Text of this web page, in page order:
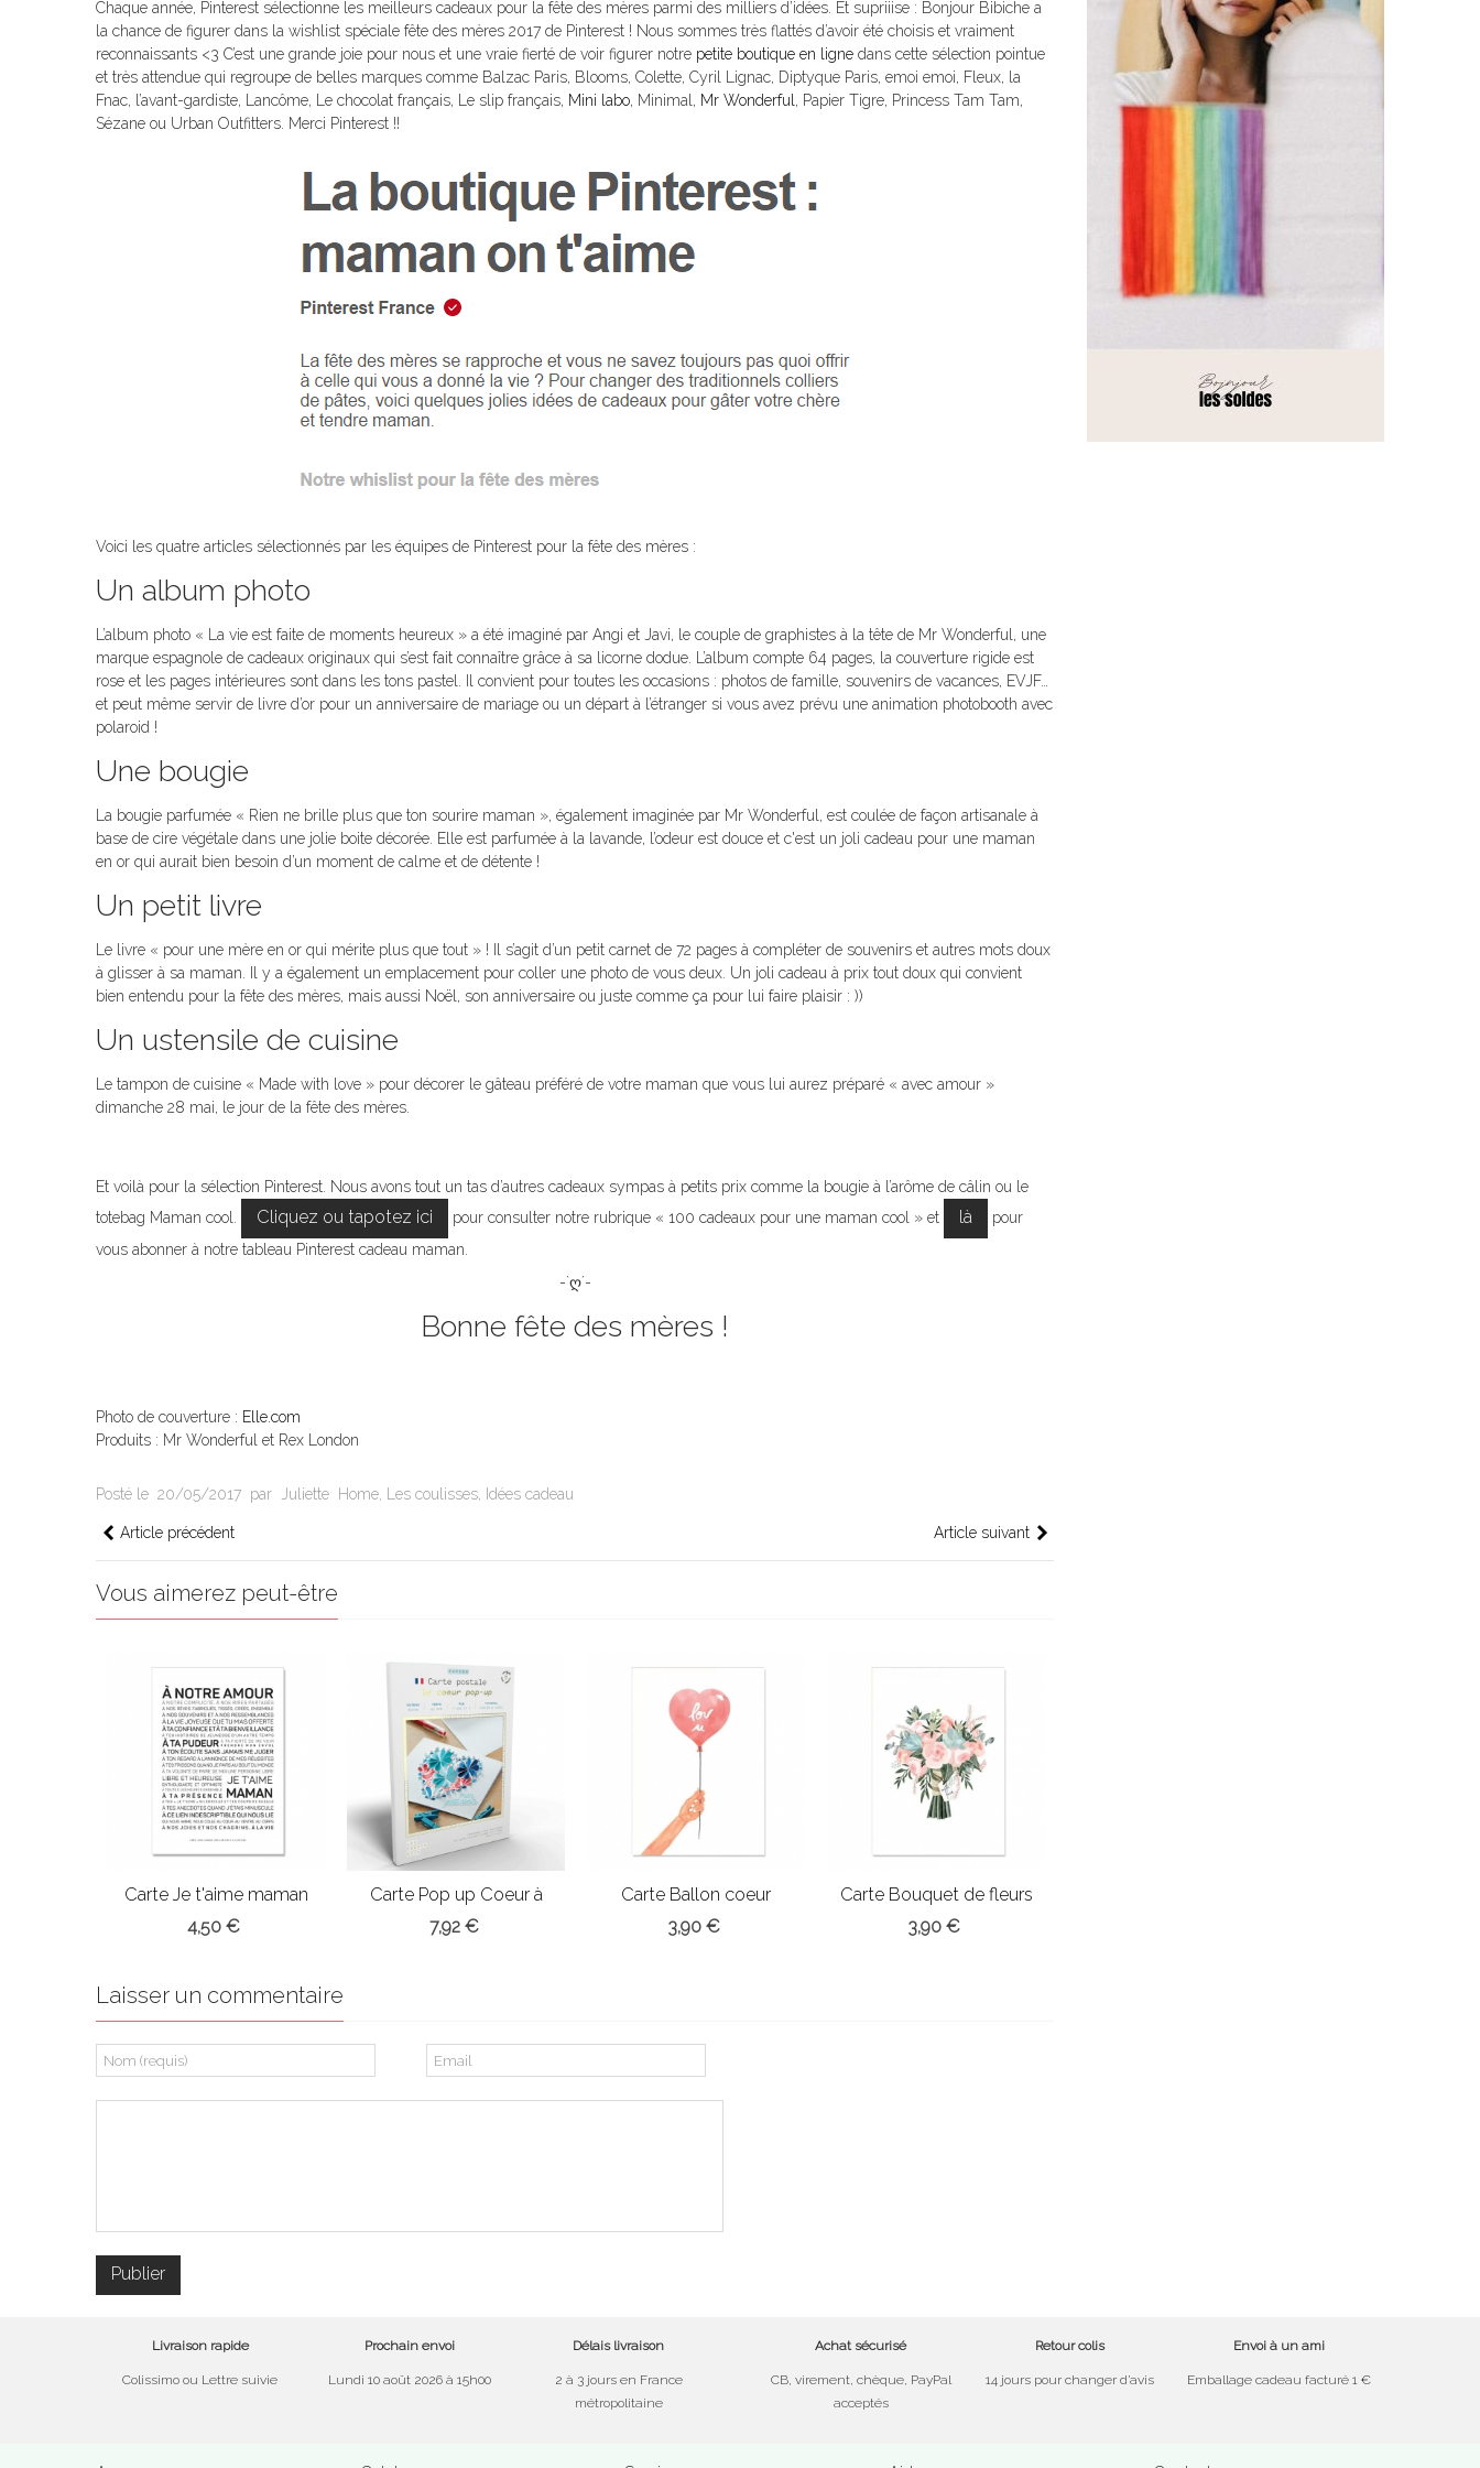
Chaque année, Pinterest sélectionne les meilleurs cadeaux pour la fête des mères parmi des milliers d’idées. Et supriiise : Bonjour Bibiche a
la chance de figurer dans la wishlist spéciale fête des mères 2017 de Pinterest ! Nous sommes très flattés d’avoir été choisis et vraiment
reconnaissants <3 C’est une grande joie pour nous et une vraie fierté de voir figurer notre petite boutique en ligne dans cette sélection pointue
et très attendue qui regroupe de belles marques comme Balzac Paris, Blooms, Colette, Cyril Lignac, Diptyque Paris, emoi emoi, Fleux, la
Fnac, l’avant-gardiste, Lancôme, Le chocolat français, Le slip français, Mini labo, Minimal, Mr Wonderful , Papier Tigre, Princess Tam Tam,
Sézane ou Urban Outfitters. Merci Pinterest !!
Voici les quatre articles sélectionnés par les équipes de Pinterest pour la fête des mères :
Un album photo
L’album photo « La vie est faite de moments heureux » a été imaginé par Angi et Javi, le couple de graphistes à la tête de Mr Wonderful, une
marque espagnole de cadeaux originaux qui s’est fait connaître grâce à sa licorne dodue. L’album compte 64 pages, la couverture rigide est
rose et les pages intérieures sont dans les tons pastel. Il convient pour toutes les occasions : photos de famille, souvenirs de vacances, EVJF…
et peut même servir de livre d’or pour un anniversaire de mariage ou un départ à l’étranger si vous avez prévu une animation photobooth avec
polaroid !
Une bougie
La bougie parfumée « Rien ne brille plus que ton sourire maman », également imaginée par Mr Wonderful, est coulée de façon artisanale à
base de cire végétale dans une jolie boite décorée. Elle est parfumée à la lavande, l’odeur est douce et c'est un joli cadeau pour une maman
en or qui aurait bien besoin d’un moment de calme et de détente !
Un petit livre
Le livre « pour une mère en or qui mérite plus que tout » ! Il s’agit d’un petit carnet de 72 pages à compléter de souvenirs et autres mots doux
à glisser à sa maman. Il y a également un emplacement pour coller une photo de vous deux. Un joli cadeau à prix tout doux qui convient
bien entendu pour la fête des mères, mais aussi Noël, son anniversaire ou juste comme ça pour lui faire plaisir : ))
Un ustensile de cuisine
Le tampon de cuisine « Made with love » pour décorer le gâteau préféré de votre maman que vous lui aurez préparé « avec amour »
dimanche 28 mai, le jour de la fête des mères.
Et voilà pour la sélection Pinterest. Nous avons tout un tas d’autres cadeaux sympas à petits prix comme la bougie à l’arôme de câlin ou le
totebag Maman cool.
Cliquez ou tapotez ici pour consulter notre rubrique « 100 cadeaux pour une maman cool » et là
pour
vous abonner à notre tableau Pinterest cadeau maman.
-`ღ´-
Bonne fête des mères !
Photo de couverture : Elle.com
Produits : Mr Wonderful et Rex London
Posté le 20/05/2017 par Juliette Home Les coulisses Idées cadeau
Article précédent Article suivant
Vous aimerez peut-être
Carte Je t'aime maman
4,50 €
Carte Pop up Coeur à
fabriquer
7,92 €
Carte Ballon coeur
3,90 €
Carte Bouquet de fleurs
3,90 €
Laisser un commentaire
Livraison rapide
Colissimo ou Lettre suivie
Prochain envoi
Lundi 10 août 2026 à 15h00
Délais livraison
2 à 3 jours en France
métropolitaine
Achat sécurisé
CB, virement, chèque, PayPal
acceptés
Retour colis
14 jours pour changer d’avis
Envoi à un ami
Emballage cadeau facturé 1 €